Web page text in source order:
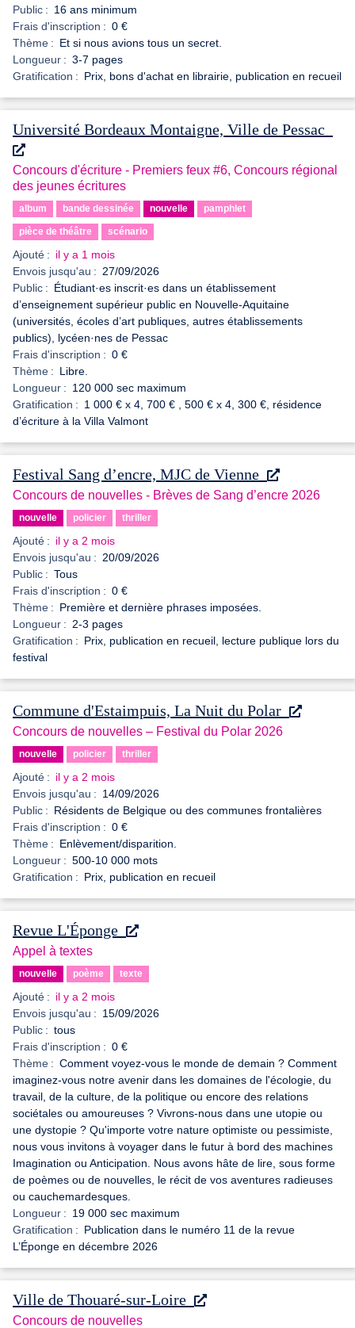
Public : 16 ans minimum
Frais d'inscription : 0 €
Thème : Et si nous avions tous un secret.
Longueur : 3-7 pages
Gratification : Prix, bons d'achat en librairie, publication en recueil
Université Bordeaux Montaigne, Ville de Pessac
Concours d'écriture - Premiers feux #6, Concours régional
des jeunes écritures
album bande dessinée nouvelle pamphlet
pièce de théâtre scénario
Ajouté : il y a 1 mois
Envois jusqu'au : 27/09/2026
Public : Étudiant·es inscrit·es dans un établissement
d’enseignement supérieur public en Nouvelle-Aquitaine
(universités, écoles d’art publiques, autres établissements
publics), lycéen·nes de Pessac
Frais d'inscription : 0 €
Thème : Libre.
Longueur : 120 000 sec maximum
Gratification : 1 000 € x 4, 700 € , 500 € x 4, 300 €, résidence
d’écriture à la Villa Valmont
Festival Sang d’encre, MJC de Vienne
Concours de nouvelles - Brèves de Sang d’encre 2026
nouvelle policier thriller
Ajouté : il y a 2 mois
Envois jusqu'au : 20/09/2026
Public : Tous
Frais d'inscription : 0 €
Thème : Première et dernière phrases imposées.
Longueur : 2-3 pages
Gratification : Prix, publication en recueil, lecture publique lors du
festival
Commune d'Estaimpuis, La Nuit du Polar
Concours de nouvelles – Festival du Polar 2026
nouvelle policier thriller
Ajouté : il y a 2 mois
Envois jusqu'au : 14/09/2026
Public : Résidents de Belgique ou des communes frontalières
Frais d'inscription : 0 €
Thème : Enlèvement/disparition.
Longueur : 500-10 000 mots
Gratification : Prix, publication en recueil
Revue L'Éponge
Appel à textes
nouvelle poème texte
Ajouté : il y a 2 mois
Envois jusqu'au : 15/09/2026
Public : tous
Frais d'inscription : 0 €
Thème : Comment voyez-vous le monde de demain ? Comment
imaginez-vous notre avenir dans les domaines de l'écologie, du
travail, de la culture, de la politique ou encore des relations
sociétales ou amoureuses ? Vivrons-nous dans une utopie ou
une dystopie ? Qu'importe votre nature optimiste ou pessimiste,
nous vous invitons à voyager dans le futur à bord des machines
Imagination ou Anticipation. Nous avons hâte de lire, sous forme
de poèmes ou de nouvelles, le récit de vos aventures radieuses
ou cauchemardesques.
Longueur : 19 000 sec maximum
Gratification : Publication dans le numéro 11 de la revue
L’Éponge en décembre 2026
Ville de Thouaré-sur-Loire
Concours de nouvelles